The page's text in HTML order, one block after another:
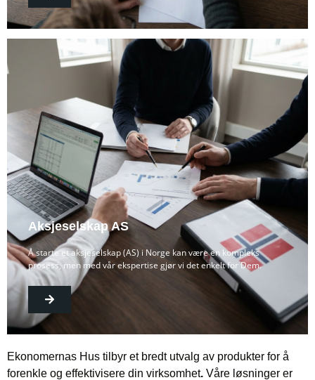
Aksjeselskap AS
Å starte et aksjeselskap (AS) i Norge kan være en kompleks
prosess, men med vår ekspertise gjør vi det enkelt for Dem.
Ekonomernas Hus tilbyr et bredt utvalg av produkter for å
forenkle og effektivisere din virksomhet. Våre løsninger er